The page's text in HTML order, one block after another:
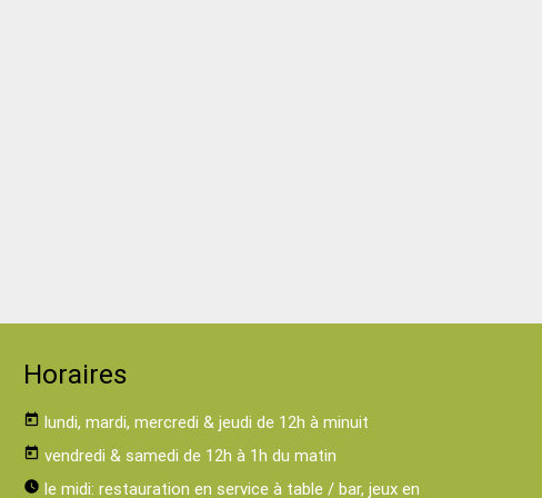
Horaires
today lundi, mardi, mercredi & jeudi de 12h à minuit
today vendredi & samedi de 12h à 1h du matin
watch_later le midi: restauration en service à table / bar, jeux en